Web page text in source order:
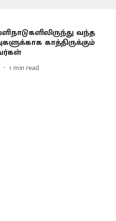
வந்த
காத்திருக்கும்
1 min read